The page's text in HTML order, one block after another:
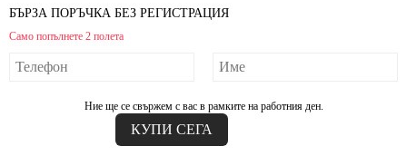
БЪРЗА ПОРЪЧКА БЕЗ РЕГИСТРАЦИЯ
Само попълнете 2 полета
Ние ще се свържем с вас в рамките на работния ден.